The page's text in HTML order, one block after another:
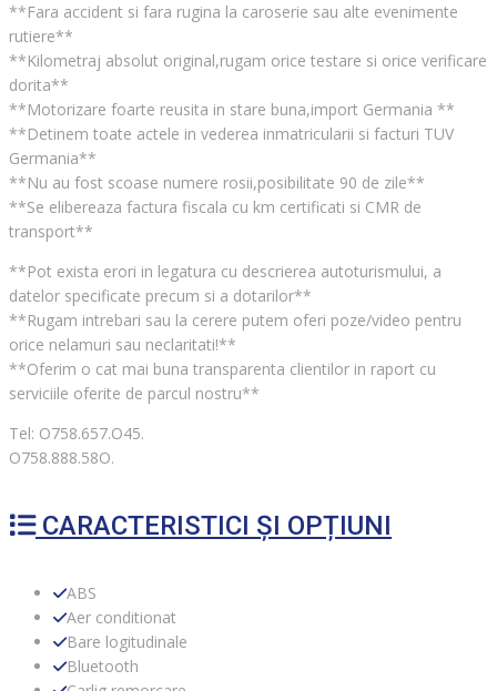
**Fara accident si fara rugina la caroserie sau alte evenimente
rutiere**
**Kilometraj absolut original,rugam orice testare si orice verificare
dorita**
**Motorizare foarte reusita in stare buna,import Germania **
**Detinem toate actele in vederea inmatricularii si facturi TUV
Germania**
**Nu au fost scoase numere rosii,posibilitate 90 de zile**
**Se elibereaza factura fiscala cu km certificati si CMR de
transport**
**Pot exista erori in legatura cu descrierea autoturismului, a
datelor specificate precum si a dotarilor**
**Rugam intrebari sau la cerere putem oferi poze/video pentru
orice nelamuri sau neclaritati!**
**Oferim o cat mai buna transparenta clientilor in raport cu
serviciile oferite de parcul nostru**
Tel: O758.657.O45.
O758.888.58O.
CARACTERISTICI ȘI OPȚIUNI
ABS
Aer conditionat
Bare logitudinale
Bluetooth